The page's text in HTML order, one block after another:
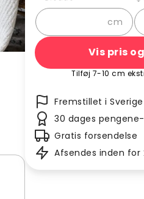
cm
Vis pris
Tilføj 7-10 cm
Fremstillet i Sverige
30 dages
Gratis forsendelse
Afsendes inden for